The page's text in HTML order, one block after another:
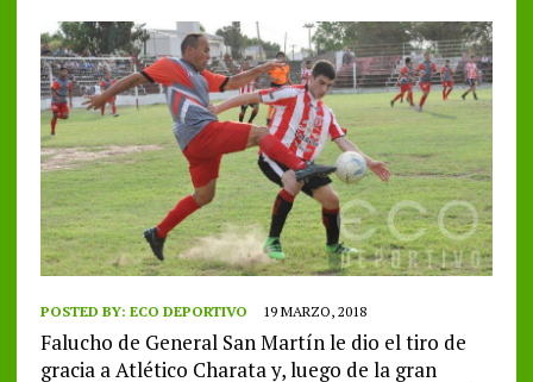
POSTED BY: ECO DEPORTIVO 19 MARZO, 2018
Falucho de General San Martín le dio el tiro de
gracia a Atlético Charata y, luego de la gran